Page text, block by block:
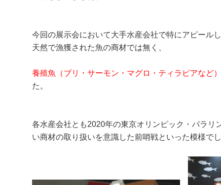
今回の展示会において大手水産会社で特にアピール
天然で漁獲された魚の商材では無く、
養殖魚（ブリ・サーモン・マグロ・ティラピアなど
た。
各水産会社とも2020年の東京オリンピック・パラリ
い商材の取り扱いを意識した前哨戦といった模様で